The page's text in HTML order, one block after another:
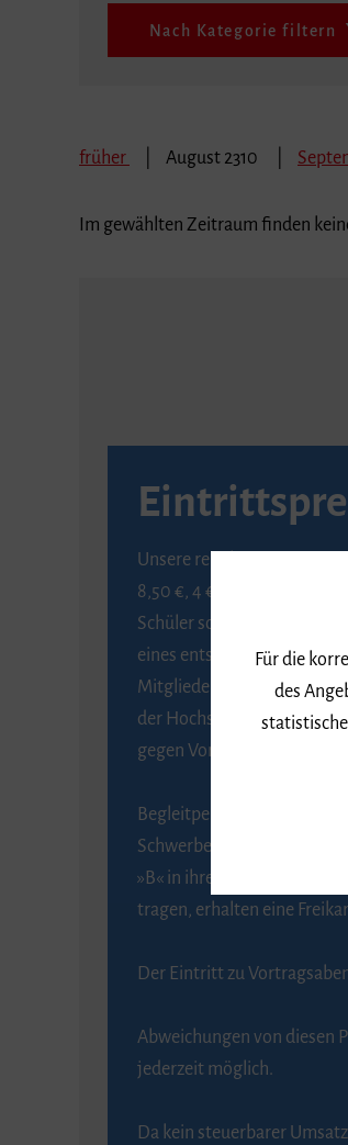
Nach Kategorie filtern
früher August 2310
Im gewählten Zeitraum finden
Unsere regulären
8,50 €, 4 € ermäßigt für
Schüler sowie Studierende
eines entsprechenden
Mitglieder der Gesellschaft
der Hochschule für Musik
gegen Vorlage des
Begleitpersonen von
Schwerbehinderung, die
»B« in ihrem
tragen, erhalten eine
Der Eintritt zu
Abweichungen von diesen
jederzeit möglich.
Da kein steuerbarer
Für die
des